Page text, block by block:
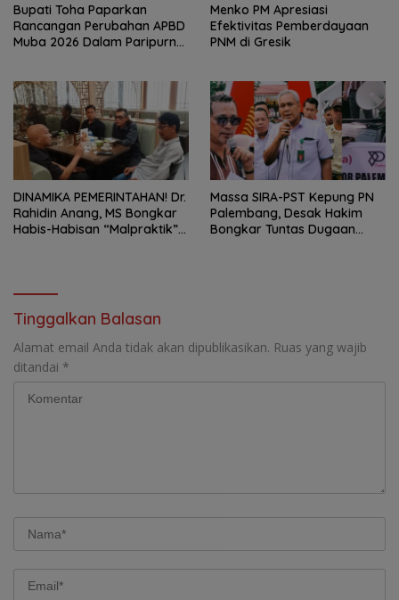
Bupati Toha Paparkan
Rancangan Perubahan APBD
Muba 2026 Dalam Paripurna
Menko PM Apresiasi
Efektivitas Pemberdayaan
PNM di Gresik
DINAMIKA PEMERINTAHAN! Dr.
Rahidin Anang, MS Bongkar
Habis-Habisan “Malpraktik”
Massa SIRA-PST Kepung PN
Palembang, Desak Hakim
Bongkar Tuntas Dugaan
Tinggalkan Balasan
Alamat email Anda tidak akan dipublikasikan. Ruas yang wajib
ditandai *